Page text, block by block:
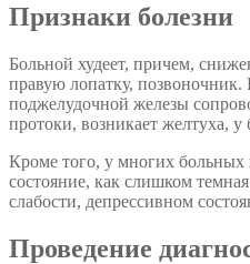
Признаки болезни
Больной худеет, причем,
правую лопатку,
поджелудочной железы
протоки, возникает желтуха,
Кроме того, у многих больных
состояние, как слишком
слабости, депрессивном
Проведение